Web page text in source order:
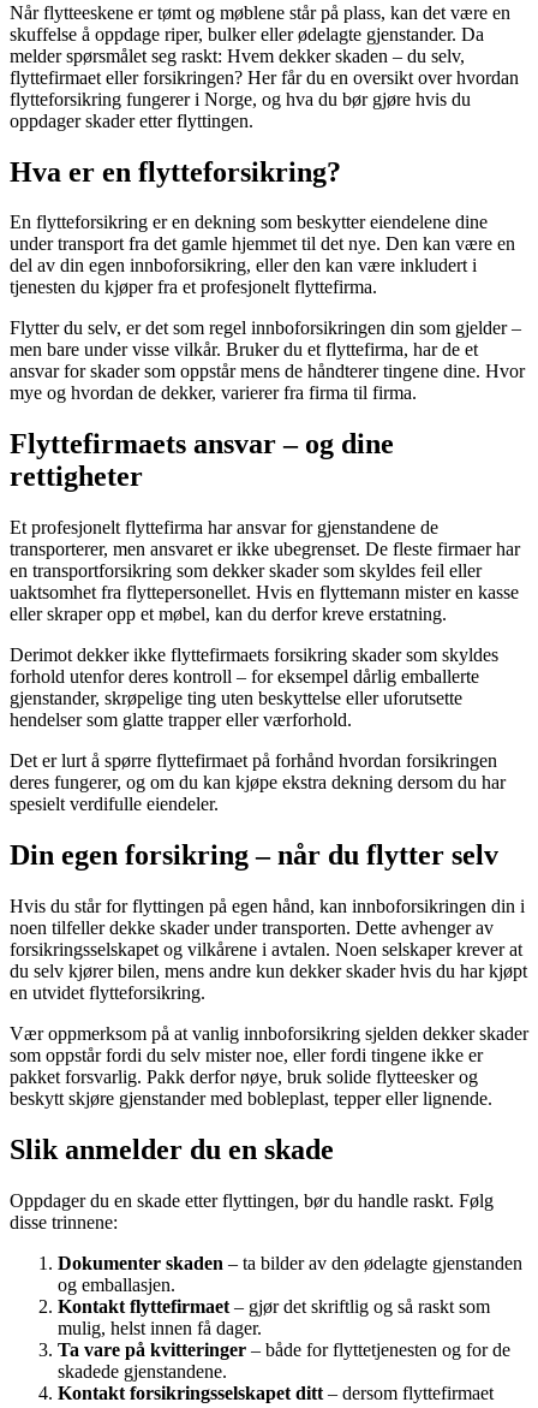
Når flytteeskene er tømt og møblene står på plass, kan det være en
skuffelse å oppdage riper, bulker eller ødelagte gjenstander. Da
melder spørsmålet seg raskt: Hvem dekker skaden – du selv,
flyttefirmaet eller forsikringen? Her får du en oversikt over hvordan
flytteforsikring fungerer i Norge, og hva du bør gjøre hvis du
oppdager skader etter flyttingen.
Hva er en flytteforsikring?
En flytteforsikring er en dekning som beskytter eiendelene dine
under transport fra det gamle hjemmet til det nye. Den kan være en
del av din egen innboforsikring, eller den kan være inkludert i
tjenesten du kjøper fra et profesjonelt flyttefirma.
Flytter du selv, er det som regel innboforsikringen din som gjelder –
men bare under visse vilkår. Bruker du et flyttefirma, har de et
ansvar for skader som oppstår mens de håndterer tingene dine. Hvor
mye og hvordan de dekker, varierer fra firma til firma.
Flyttefirmaets ansvar – og dine
rettigheter
Et profesjonelt flyttefirma har ansvar for gjenstandene de
transporterer, men ansvaret er ikke ubegrenset. De fleste firmaer har
en transportforsikring som dekker skader som skyldes feil eller
uaktsomhet fra flyttepersonellet. Hvis en flyttemann mister en kasse
eller skraper opp et møbel, kan du derfor kreve erstatning.
Derimot dekker ikke flyttefirmaets forsikring skader som skyldes
forhold utenfor deres kontroll – for eksempel dårlig emballerte
gjenstander, skrøpelige ting uten beskyttelse eller uforutsette
hendelser som glatte trapper eller værforhold.
Det er lurt å spørre flyttefirmaet på forhånd hvordan forsikringen
deres fungerer, og om du kan kjøpe ekstra dekning dersom du har
spesielt verdifulle eiendeler.
Din egen forsikring – når du flytter selv
Hvis du står for flyttingen på egen hånd, kan innboforsikringen din i
noen tilfeller dekke skader under transporten. Dette avhenger av
forsikringsselskapet og vilkårene i avtalen. Noen selskaper krever at
du selv kjører bilen, mens andre kun dekker skader hvis du har kjøpt
en utvidet flytteforsikring.
Vær oppmerksom på at vanlig innboforsikring sjelden dekker skader
som oppstår fordi du selv mister noe, eller fordi tingene ikke er
pakket forsvarlig. Pakk derfor nøye, bruk solide flytteesker og
beskytt skjøre gjenstander med bobleplast, tepper eller lignende.
Slik anmelder du en skade
Oppdager du en skade etter flyttingen, bør du handle raskt. Følg
disse trinnene:
Dokumenter skaden – ta bilder av den ødelagte gjenstanden
og emballasjen.
Kontakt flyttefirmaet – gjør det skriftlig og så raskt som
mulig, helst innen få dager.
Ta vare på kvitteringer – både for flyttetjenesten og for de
skadede gjenstandene.
Kontakt forsikringsselskapet ditt – dersom flyttefirmaet